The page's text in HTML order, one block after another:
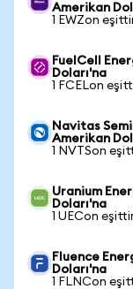
Amerikan
1 EWZon
FuelCell
Doları'na
1 FCELon
Navitas
Amerikan
1 NVTSon
Uranium
Doları'na
1 UECon
Fluence
Doları'na
1 FLNCon